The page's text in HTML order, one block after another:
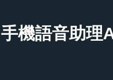
手機語音助理